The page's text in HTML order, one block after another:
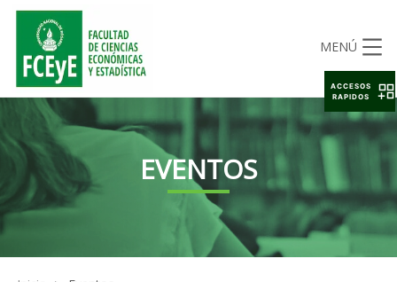
MENÚ
EVENTOS
ACCESOS
RAPIDOS